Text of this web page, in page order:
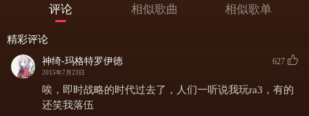
评论 相似歌曲 相似歌单
精彩评论
神绮-玛格特罗伊徳
2015年7月23日
627
唉，即时战略的时代过去了，人们一听说我玩ra3，有的
还笑我落伍